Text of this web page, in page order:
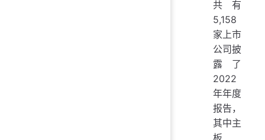
共有
5,158
家上市
公司披
露了
2022
年年度
报告，
其中主
板